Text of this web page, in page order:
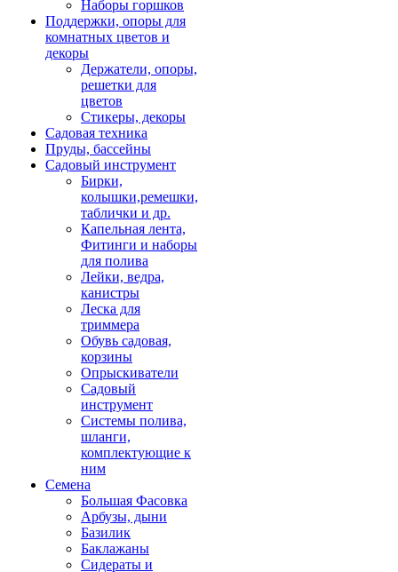
Наборы горшков
Поддержки, опоры для
комнатных цветов и
декоры
Держатели, опоры,
решетки для
цветов
Стикеры, декоры
Садовая техника
Пруды, бассейны
Садовый инструмент
Бирки,
колышки,ремешки,
таблички и др.
Капельная лента,
Фитинги и наборы
для полива
Лейки, ведра,
канистры
Леска для
триммера
Обувь садовая,
корзины
Опрыскиватели
Садовый
инструмент
Системы полива,
шланги,
комплектующие к
ним
Семена
Большая Фасовка
Арбузы, дыни
Базилик
Баклажаны
Сидераты и